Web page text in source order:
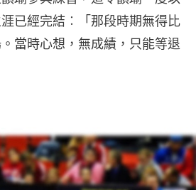
已經完結︰「那段時期無得比
當時心想，無成績，只能等退